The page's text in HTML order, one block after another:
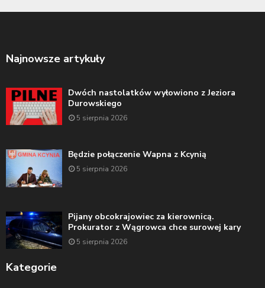
Najnowsze artykuły
Dwóch nastolatków wyłowiono z Jeziora
Durowskiego
5 sierpnia 2026
Będzie połączenie Wapna z Kcynią
5 sierpnia 2026
Pijany obcokrajowiec za kierownicą.
Prokurator z Wągrowca chce surowej kary
5 sierpnia 2026
Kategorie